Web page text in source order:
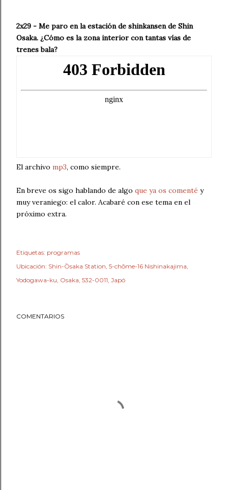
2x29 - Me paro en la estación de shinkansen de Shin
Osaka. ¿Cómo es la zona interior con tantas vías de
trenes bala?
El archivo mp3, como siempre.
En breve os sigo hablando de algo que ya os comenté y
muy veraniego: el calor. Acabaré con ese tema en el
próximo extra.
Etiquetas: programas
Ubicación: Shin-Ōsaka Station, 5-chōme-16 Nishinakajima,
Yodogawa-ku, Osaka, 532-0011, Japó
COMENTARIOS